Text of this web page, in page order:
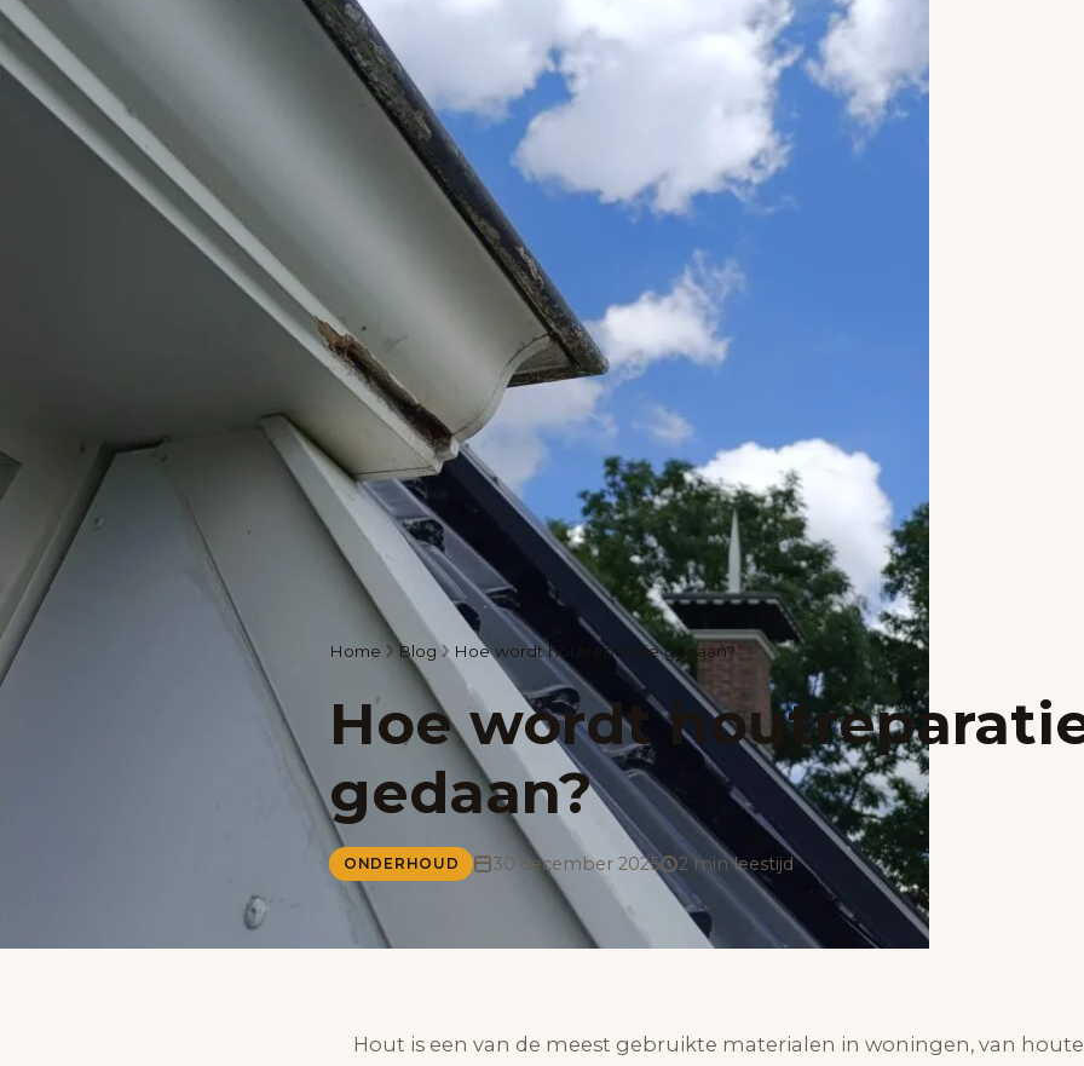
Home Blog Hoe wordt houtreparatie gedaan?
Hoe wordt
gedaan?
ONDERHOUD 30 december 2025 2 min leestijd
Hout is een van de meest gebruikte materialen in woningen, van